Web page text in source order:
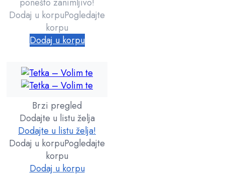
ponešto zanimljivo!
Dodaj u korpuPogledajte
korpu
Dodaj u korpu
Brzi pregled
Dodajte u listu želja
Dodajte u listu želja!
Dodaj u korpuPogledajte
korpu
Dodaj u korpu